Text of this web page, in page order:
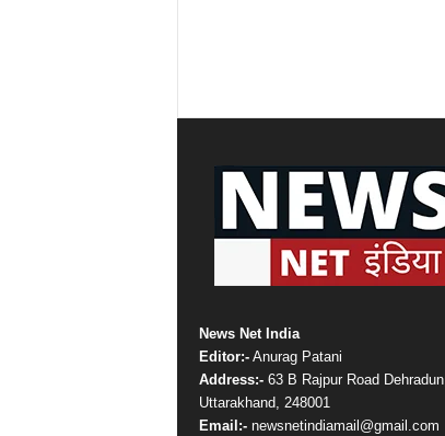
News Net India
Editor:-Anurag Patani
Address:-63 B Rajpur Road Dehradun,
Uttarakhand, 248001
Email:-newsnetindiamail@gmail.com